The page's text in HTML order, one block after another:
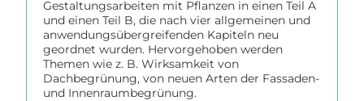
Gestaltungsarbeiten mit Pflanzen in einen Teil A
und einen Teil B, die nach vier allgemeinen und
anwendungsübergreifenden Kapiteln neu
geordnet wurden. Hervorgehoben werden
Themen wie z. B. Wirksamkeit von
Dachbegrünung, von neuen Arten der Fassaden-
und Innenraumbegrünung.